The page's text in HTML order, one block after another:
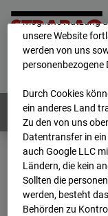
Home E-Mail
Webcams:
Home
BC-146 - BV-
Archiv
mögliche Nutzung
unsere Website
werden von uns
personenbezogene
Durch Cookies
ein anderes Land
Zu den von uns
Datentransfer in
auch Google LLC
Ländern, die kein
Sollten die
werden, besteht
Behörden zu